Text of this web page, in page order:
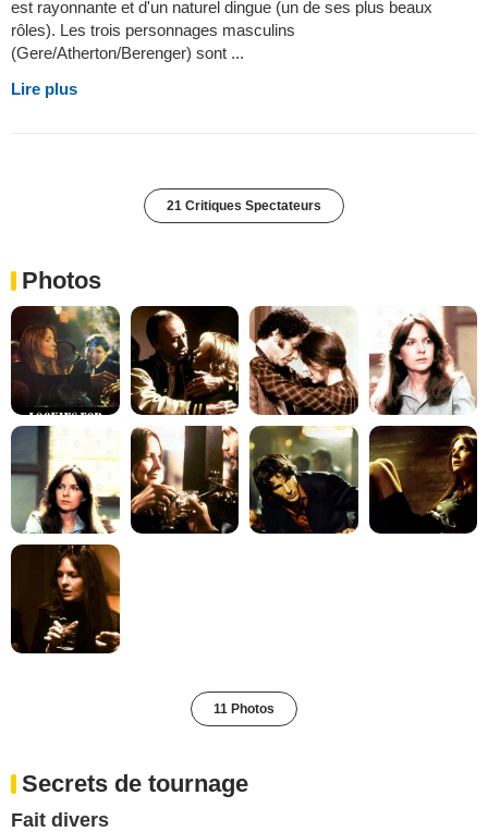
est rayonnante et d'un naturel dingue (un de ses plus beaux
rôles). Les trois personnages masculins
(Gere/Atherton/Berenger) sont ...
Lire plus
21 Critiques Spectateurs
Photos
11 Photos
Secrets de tournage
Fait divers